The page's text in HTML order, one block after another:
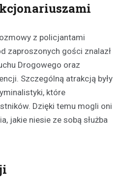
z policjantami
zaproszonych gości znalazł
Drogowego oraz
Szczególną atrakcją były
które
Dzięki temu mogli oni
jakie niesie ze sobą służba